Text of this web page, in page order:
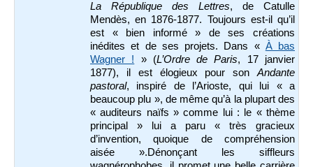
La République des Lettres, de Catulle
Mendès, en 1876-1877. Toujours est-il qu’il
est « bien informé » de ses créations
inédites et de ses projets. Dans « À bas
Wagner ! » (L’Ordre de Paris, 17 janvier
1877), il est élogieux pour sonAndante
pastoral, inspiré de l’Arioste, qui lui « a
beaucoup plu », de même qu’à la plupart des
« auditeurs naïfs » comme lui : le « thème
principal » lui a paru « très gracieux
d’invention, quoique de compréhension
aisée ».Dénonçant les siffleurs